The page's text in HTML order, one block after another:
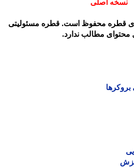
اصلی
محفوظ است. قطره مسئولیتی
مطالب ندارد.